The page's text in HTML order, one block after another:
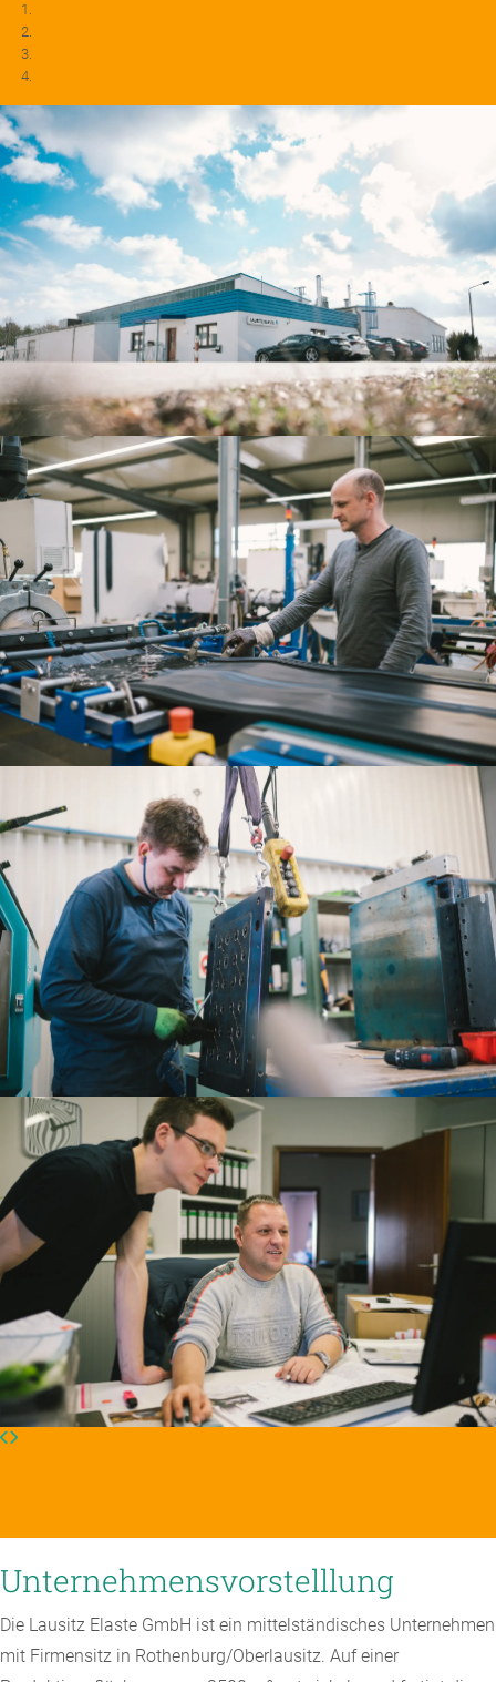
Unternehmensvorstelllung
Die Lausitz Elaste GmbH ist ein mittelständisches Unternehmen
mit Firmensitz in Rothenburg/Oberlausitz. Auf einer